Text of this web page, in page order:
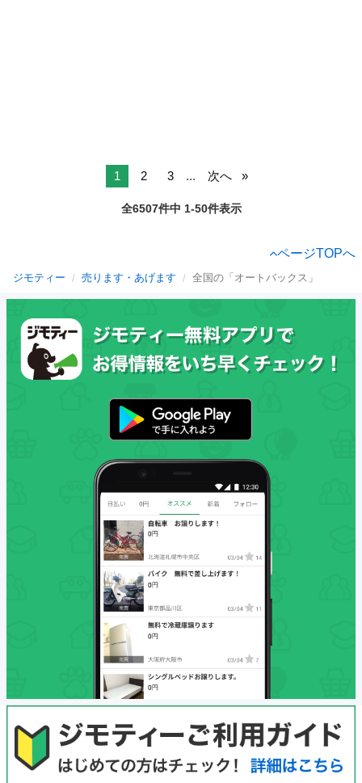
1 2 3 ... 次へ
全6507件中 1-50件表示
ページTOPへ
ジモティー 売ります・あげます 全国の「オートバックス」